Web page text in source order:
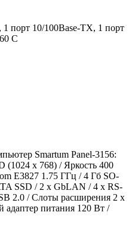
порт 10/100Base-TX, 1 порт
С
Smartum Panel-3156:
x 768) / Яркость 400
E3827 1.75 ГГц / 4 Гб SO-
SSD / 2 x GbLAN / 4 x RS-
2.0 / Слоты расширения 2 x
питания 120 Вт /